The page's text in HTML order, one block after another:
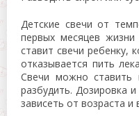
Детские свечи от
первых месяцев
ставит свечи ребенку,
отказывается пить
Свечи можно
разбудить. Дозировка
зависеть от возраста и